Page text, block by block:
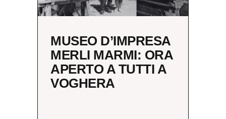
MUSEO D’IMPRESA
MERLI MARMI: ORA
APERTO A TUTTI A
VOGHERA